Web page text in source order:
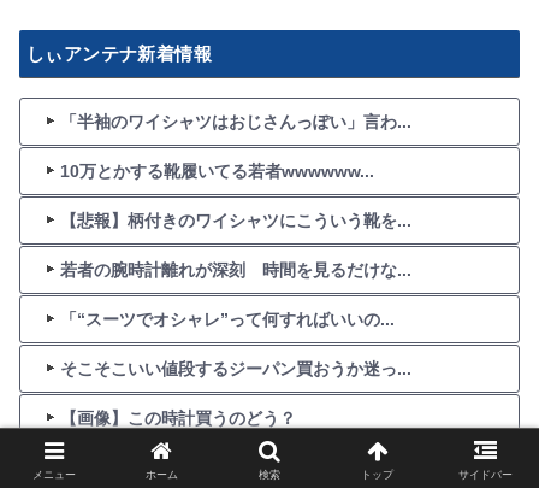
しぃアンテナ新着情報
「半袖のワイシャツはおじさんっぽい」言わ...
10万とかする靴履いてる若者wwwwww...
【悲報】柄付きのワイシャツにこういう靴を...
若者の腕時計離れが深刻 時間を見るだけな...
「“スーツでオシャレ”って何すればいいの...
そこそこいい値段するジーパン買おうか迷っ...
【画像】この時計買うのどう？
Tシャツの下にインナー着てない奴なんなの...
メニュー ホーム 検索 トップ サイドバー